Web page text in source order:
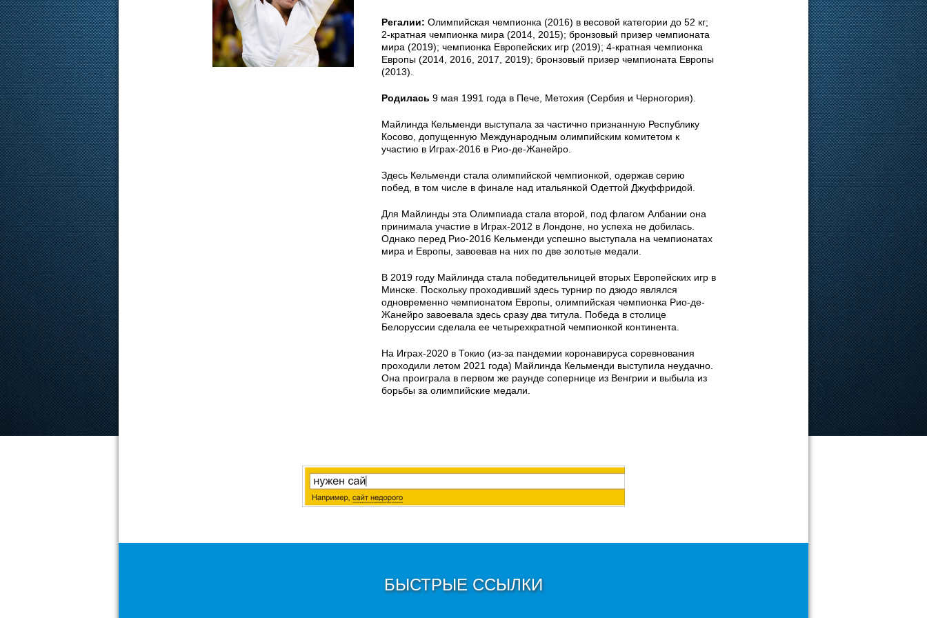
Регалии: Олимпийская чемпионка (2016) в весовой категории до 52 кг;
2-кратная чемпионка мира (2014, 2015); бронзовый призер чемпионата
мира (2019); чемпионка Европейских игр (2019); 4-кратная чемпионка
Европы (2014, 2016, 2017, 2019); бронзовый призер чемпионата Европы
(2013).
Родилась 9 мая 1991 года в Пече, Метохия (Сербия и Черногория).
Майлинда Кельменди выступала за частично признанную Республику
Косово, допущенную Международным олимпийским комитетом к
участию в Играх-2016 в Рио-де-Жанейро.
Здесь Кельменди стала олимпийской чемпионкой, одержав серию
побед, в том числе в финале над итальянкой Одеттой Джуффридой.
Для Майлинды эта Олимпиада стала второй, под флагом Албании она
принимала участие в Играх-2012 в Лондоне, но успеха не добилась.
Однако перед Рио-2016 Кельменди успешно выступала на чемпионатах
мира и Европы, завоевав на них по две золотые медали.
В 2019 году Майлинда стала победительницей вторых Европейских игр в
Минске. Поскольку проходивший здесь турнир по дзюдо являлся
одновременно чемпионатом Европы, олимпийская чемпионка Рио-де-
Жанейро завоевала здесь сразу два титула. Победа в столице
Белоруссии сделала ее четырехкратной чемпионкой континента.
На Играх-2020 в Токио (из-за пандемии коронавируса соревнования
проходили летом 2021 года) Майлинда Кельменди выступила неудачно.
Она проиграла в первом же раунде сопернице из Венгрии и выбыла из
борьбы за олимпийские медали.
БЫСТРЫЕ ССЫЛКИ